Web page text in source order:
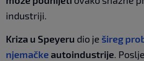
industriji.
Kriza u Speyeru dio je šireg
njemačke autoindustrije.